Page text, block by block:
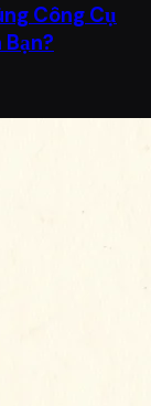
Công Cụ